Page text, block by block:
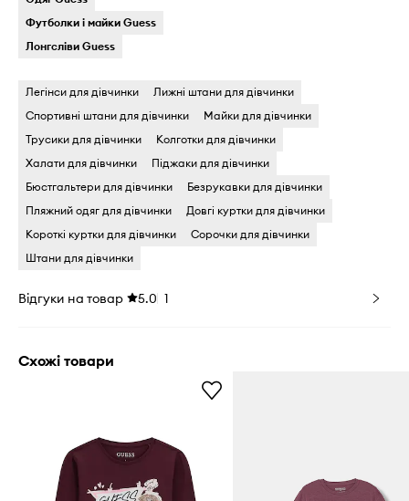
Футболки і майки Guess
Лонгсліви Guess
Легінси для дівчинки
Лижні штани для дівчинки
Спортивні штани для дівчинки
Майки для дівчинки
Трусики для дівчинки
Колготки для дівчинки
Халати для дівчинки
Піджаки для дівчинки
Бюстгальтери для дівчинки
Безрукавки для дівчинки
Пляжний одяг для дівчинки
Довгі куртки для дівчинки
Короткі куртки для дівчинки
Сорочки для дівчинки
Штани для дівчинки
Відгуки на товар 5.0 1
Схожі товари